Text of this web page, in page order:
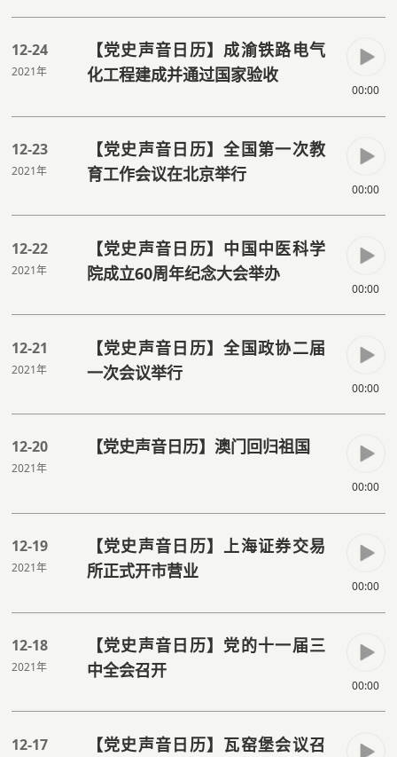
12-24
2021年
【党史声音日历】成渝铁路电气
化工程建成并通过国家验收
00:00
12-23
2021年
【党史声音日历】全国第一次教
育工作会议在北京举行
00:00
12-22
2021年
【党史声音日历】中国中医科学
院成立60周年纪念大会举办
00:00
12-21
2021年
【党史声音日历】全国政协二届
一次会议举行
00:00
12-20
2021年
【党史声音日历】澳门回归祖国
00:00
12-19
2021年
【党史声音日历】上海证券交易
所正式开市营业
00:00
12-18
2021年
【党史声音日历】党的十一届三
中全会召开
00:00
12-17
【党史声音日历】瓦窑堡会议召